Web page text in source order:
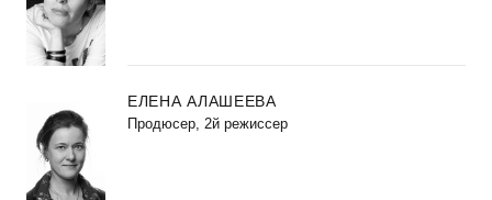
ЕЛЕНА АЛАШЕЕВА
Продюсер, 2й режиссер